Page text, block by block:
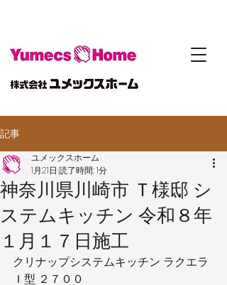
記事
神奈川県川崎市 Ｔ様邸 シ
ステムキッチン 令和８年
１月１７日施工
ユメックスホーム
1月21日 読了時間: 1分
クリナップシステムキッチン ラクエラ
Ｉ型 ２７００